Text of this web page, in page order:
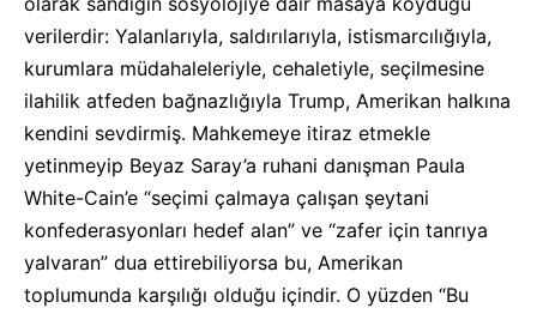
verilerdir: Yalanlarıyla, saldırılarıyla, istismarcılığıyla,
kurumlara müdahaleleriyle, cehaletiyle, seçilmesine
ilahilik atfeden bağnazlığıyla Trump, Amerikan halkına
kendini sevdirmiş. Mahkemeye itiraz etmekle
yetinmeyip Beyaz Saray’a ruhani danışman Paula
White-Cain’e “seçimi çalmaya çalışan şeytani
konfederasyonları hedef alan” ve “zafer için tanrıya
yalvaran” dua ettirebiliyorsa bu, Amerikan
toplumunda karşılığı olduğu içindir. O yüzden “Bu